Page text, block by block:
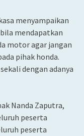
menyampaikan
mendapatkan
motor agar jangan
pihak honda.
dengan adanya
Nanda Zaputra,
peserta
peserta